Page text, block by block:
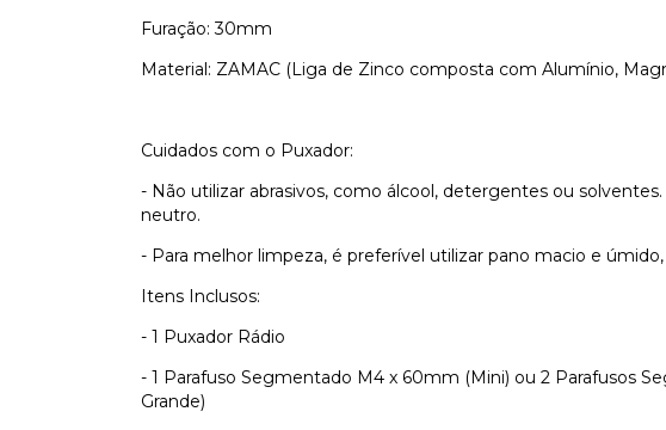
Furação: 30mm
Material: ZAMAC (Liga de Zinco composta com Alumínio,
Cuidados com o Puxador:
- Não utilizar abrasivos, como álcool, detergentes ou
neutro.
- Para melhor limpeza, é preferível utilizar pano macio e
Itens Inclusos:
- 1 Puxador Rádio
- 1 Parafuso Segmentado M4 x 60mm (Mini) ou 2 Parafusos
Grande)